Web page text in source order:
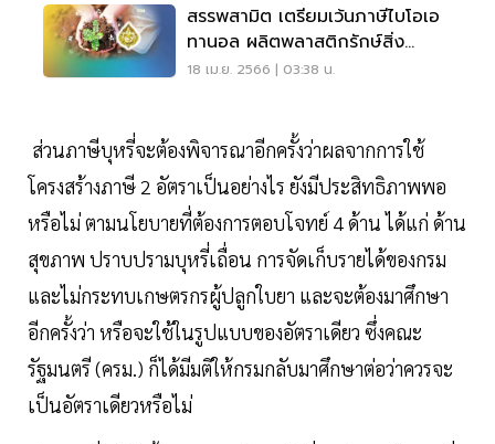
สรรพสามิต เตรียมเว้นภาษีไบโอเอ
ทานอล ผลิตพลาสติกรักษ์สิ่ง
แวดล้อม
18 เม.ย. 2566 | 03:38 น.
ส่วนภาษีบุหรี่จะต้องพิจารณาอีกครั้งว่าผลจากการใช้
โครงสร้างภาษี 2 อัตราเป็นอย่างไร ยังมีประสิทธิภาพพอ
หรือไม่ ตามนโยบายที่ต้องการตอบโจทย์ 4 ด้าน ได้แก่ ด้าน
สุขภาพ ปราบปรามบุหรี่เถื่อน การจัดเก็บรายได้ของกรม
และไม่กระทบเกษตรกรผู้ปลูกใบยา และจะต้องมาศึกษา
อีกครั้งว่า หรือจะใช้ในรูปแบบของอัตราเดียว ซึ่งคณะ
รัฐมนตรี (ครม.) ก็ได้มีมติให้กรมกลับมาศึกษาต่อว่าควรจะ
เป็นอัตราเดียวหรือไม่